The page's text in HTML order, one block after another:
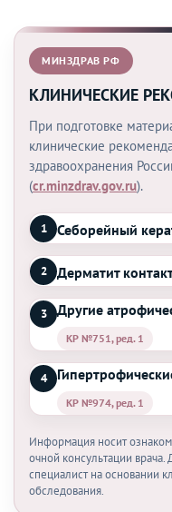
МИНЗДРАВ РФ
КЛИНИЧЕСКИЕ
При подготовке
клинические
здравоохранения
(cr.minzdrav.gov.ru).
1 Себорейный
2 Дерматит
3 Другие
КР №751, ред. 1
4
КР №974, ред. 1
Информация носит
очной консультации
специалист на основании
обследования.